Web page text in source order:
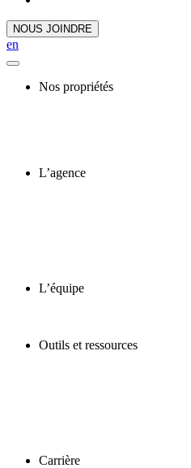
NOUS JOINDRE
en
Nos propriétés
L’agence
L’équipe
Outils et ressources
Carrière